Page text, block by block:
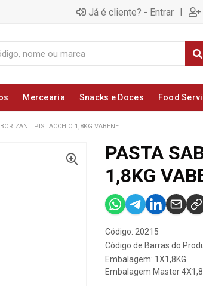
Já é cliente? - Entrar |
Mercearia Snacks e Doces Food
PISTACCHIO 1,8KG VABENE
PASTA
1,8KG
Código: 20215
Código de Barras do
Embalagem: 1X1,8KG
Embalagem Master